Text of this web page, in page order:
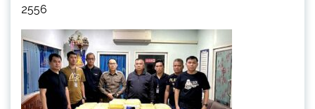
2556